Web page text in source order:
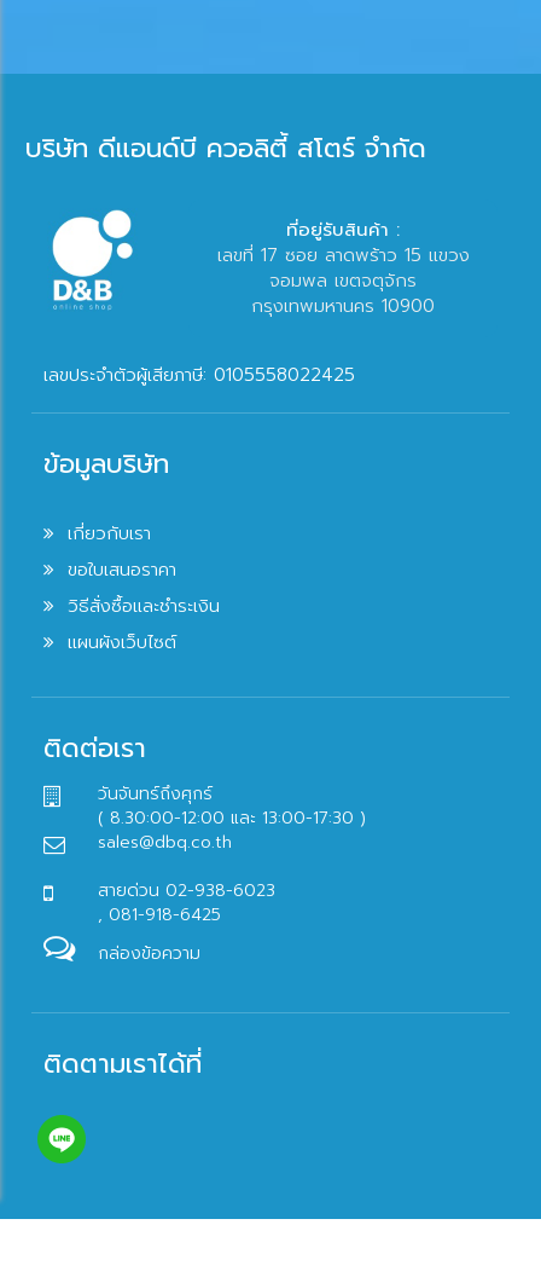
บริษัท ดีแอนด์บี ควอลิตี้ สโตร์ จำกัด
ที่อยู่รับสินค้า :
เลขที่ 17 ซอย ลาดพร้าว 15 แขวง
จอมพล เขตจตุจักร
กรุงเทพมหานคร 10900
เลขประจำตัวผู้เสียภาษี: 0105558022425
ข้อมูลบริษัท
เกี่ยวกับเรา
ขอใบเสนอราคา
วิธีสั่งซื้อและชำระเงิน
แผนผังเว็บไซต์
ติดต่อเรา
วันจันทร์ถึงศุกร์
( 8.30:00-12:00 และ 13:00-17:30 )
sales@dbq.co.th
สายด่วน 02-938-6023
, 081-918-6425
กล่องข้อความ
ติดตามเราได้ที่